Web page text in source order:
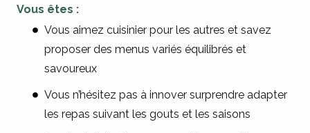
Vous êtes :
Vous aimez cuisinier pour les autres et savez
proposer des menus variés équilibrés et
savoureux
Vous n’hésitez pas à innover surprendre adapter
les repas suivant les gouts et les saisons